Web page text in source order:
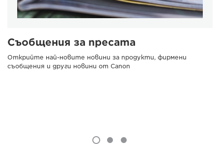
Съобщения за пресата
Открийте най-новите новини за продукти, фирмени
съобщения и други новини от Canon